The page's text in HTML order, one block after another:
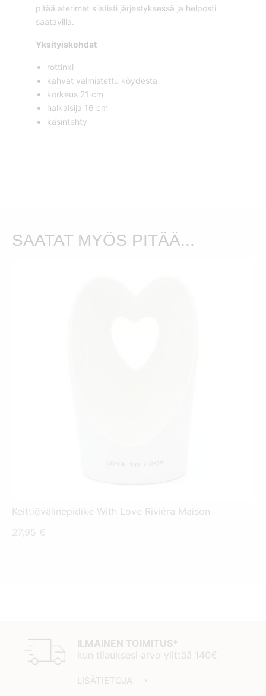
pitää aterimet siististi järjestyksessä ja helposti
saatavilla.
Yksityiskohdat
rottinki
kahvat valmistettu köydestä
korkeus 21 cm
halkaisija 16 cm
käsintehty
SAATAT MYÖS PITÄÄ...
Keittiövälinepidike With Love Riviéra Maison
27,95 €
ILMAINEN TOIMITUS*
kun tilauksesi arvo ylittää 140€
LISÄTIETOJA